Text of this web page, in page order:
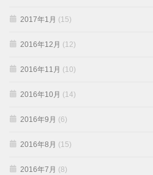
2017年1月 (15)
2016年12月 (12)
2016年11月 (10)
2016年10月 (14)
2016年9月 (6)
2016年8月 (15)
2016年7月 (8)